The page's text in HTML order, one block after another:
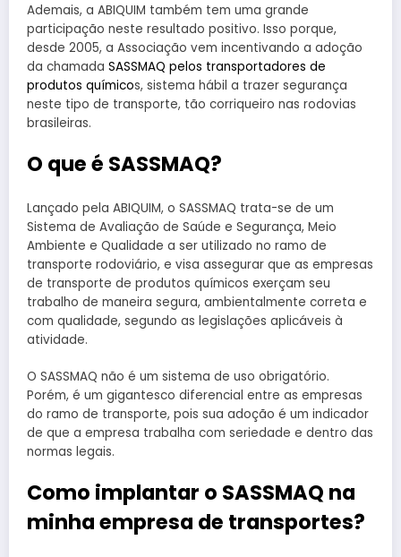
Ademais, a ABIQUIM também tem uma grande
participação neste resultado positivo. Isso porque,
desde 2005, a Associação vem incentivando a adoção
da chamada SASSMAQ pelos transportadores de
produtos químicos, sistema hábil a trazer segurança
neste tipo de transporte, tão corriqueiro nas rodovias
brasileiras.
O que é SASSMAQ?
Lançado pela ABIQUIM, o SASSMAQ trata-se de um
Sistema de Avaliação de Saúde e Segurança, Meio
Ambiente e Qualidade a ser utilizado no ramo de
transporte rodoviário, e visa assegurar que as empresas
de transporte de produtos químicos exerçam seu
trabalho de maneira segura, ambientalmente correta e
com qualidade, segundo as legislações aplicáveis à
atividade.
O SASSMAQ não é um sistema de uso obrigatório.
Porém, é um gigantesco diferencial entre as empresas
do ramo de transporte, pois sua adoção é um indicador
de que a empresa trabalha com seriedade e dentro das
normas legais.
Como implantar o SASSMAQ na
minha empresa de transportes?